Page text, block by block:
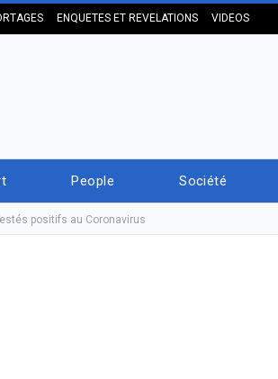
ENQUETES ET REVELATIONS VIDEOS
People Société
positifs au Coronavirus